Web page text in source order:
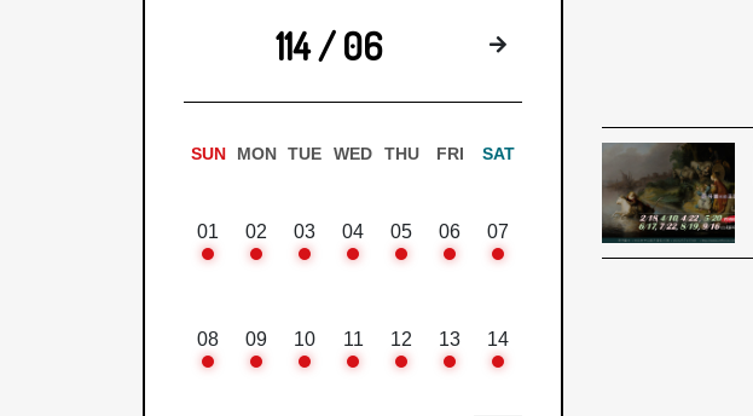
114 / 06 下個月
SUN MON TUE WED THU FRI SAT
01 02 03 04 05 06 07
08 09 10 11 12 13 14